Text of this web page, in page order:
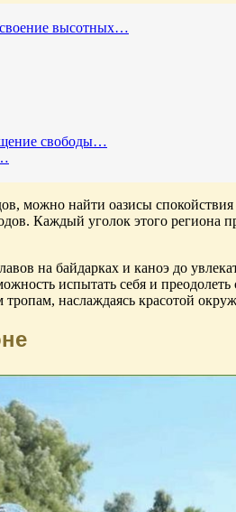
высотных…
свободы…
можно найти оазисы
Каждый уголок этого
на байдарках и каноэ до
испытать себя и
наслаждаясь красотой